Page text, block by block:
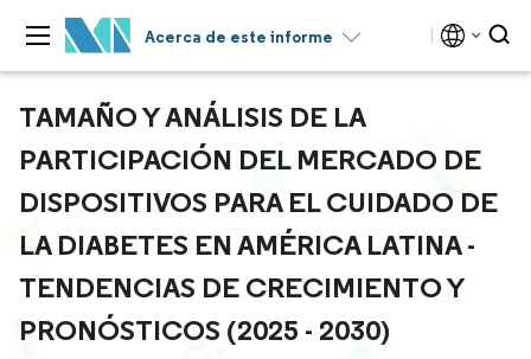
Acerca de este informe
TAMAÑO Y ANÁLISIS DE LA
PARTICIPACIÓN DEL MERCADO DE
DISPOSITIVOS PARA EL CUIDADO DE
LA DIABETES EN AMÉRICA LATINA -
TENDENCIAS DE CRECIMIENTO Y
PRONÓSTICOS (2025 - 2030)